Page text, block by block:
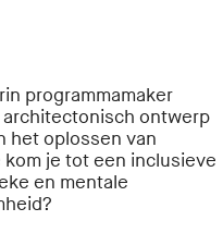
programmamaker
architectonisch ontwerp
het oplossen van
je tot een inclusieve
en mentale